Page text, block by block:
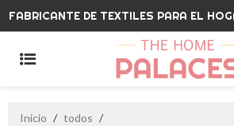
Inicio / todos /